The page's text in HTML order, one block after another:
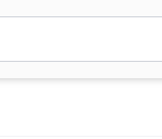
для отправки